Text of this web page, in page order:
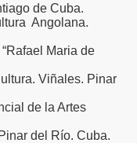
de Cuba.
Angolana.
Maria de
Viñales. Pinar
de la Artes
del Río. Cuba.